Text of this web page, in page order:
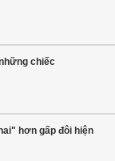
chiếc
hơn gấp đôi hiện